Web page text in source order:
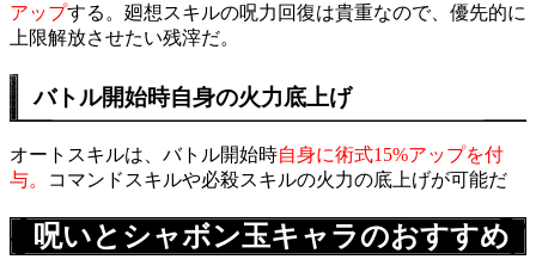
アップする。廻想スキルの呪力回復は貴重なので、優先的に
上限解放させたい残滓だ。
バトル開始時自身の火力底上げ
オートスキルは、バトル開始時自身に術式15%アップを付
与。
コマンドスキルや必殺スキルの火力の底上げが可能だ
呪いとシャボン玉キャラのおすすめ